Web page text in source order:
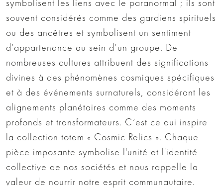
souvent considérés comme des gardiens spirituels
ou des ancêtres et symbolisent un sentiment
d’appartenance au sein d’un groupe. De
nombreuses cultures attribuent des significations
divines à des phénomènes cosmiques spécifiques
et à des événements surnaturels, considérant les
alignements planétaires comme des moments
profonds et transformateurs. C’est ce qui inspire
la collection totem « Cosmic Relics ». Chaque
pièce imposante symbolise l'unité et l'identité
collective de nos sociétés et nous rappelle la
valeur de nourrir notre esprit communautaire.